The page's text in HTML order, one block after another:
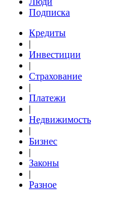
Подписка
Кредиты
|
Инвестиции
|
Страхование
|
Платежи
|
Недвижимость
|
Бизнес
|
Законы
|
Разное